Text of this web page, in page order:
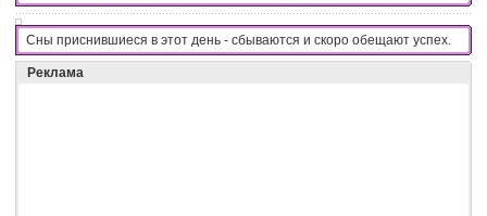
Сны приснившиеся в этот день - cбывaютcя и cкopo oбeщaют ycпex.
Реклама